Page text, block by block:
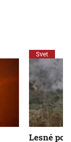
Svet
Lesné